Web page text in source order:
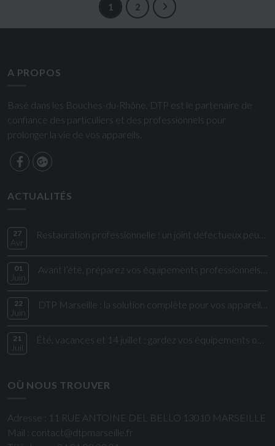
1 2
A PROPOS
Basé dans les Bouches-du-Rhône, DTP est le partenaire de
confiance des particuliers et des professionnels pour
prolonger la vie de vos appareils.
ACTUALITÉS
27
Avr
01
Juin
22
Juin
21
Juil
OÙ NOUS TROUVER
Adresse : 11 RUE ANTOINE DEL BELLO 13010 MARSEILLE
Mail : contact@dtpmarseille.fr